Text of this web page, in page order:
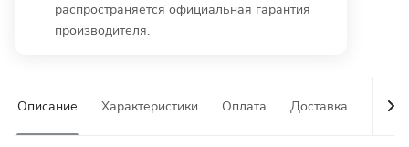
распространяется официальная гарантия
производителя.
Описание Характеристики Оплата Доставка